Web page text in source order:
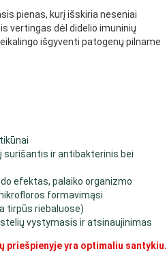
pienas, kurį išskiria neseniai
vertingas dėl didelio imuninių
išgyventi patogenų pilname
surišantis ir antibakterinis bei
efektas, palaiko organizmo
formavimąsi
tirpūs riebaluose)
vystymasis ir atsinaujinimas
priešpienyje yra optimaliu santykiu.